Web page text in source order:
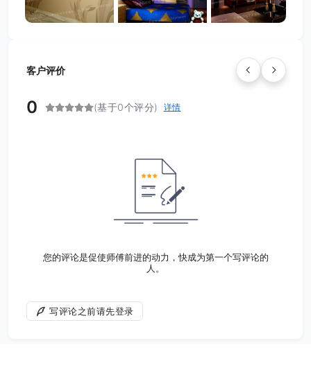
客户评价
0 (基于0个评分) 详情
您的评论是促使师傅前进的动力，快成为第一个写评论的
人。
写评论之前请先登录